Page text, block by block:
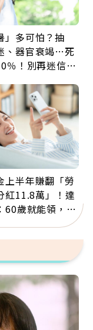
」多可怕？抽
、器官衰竭…死
％！別再迷信
救命
上半年賺翻「勞
紅11.8萬」！達
60歲就能領，重
有隱藏版退休金